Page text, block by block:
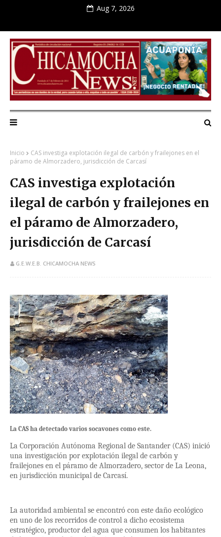
Aug 7, 2026
Inicio
CAS investiga explotación ilegal de carbón y frailejones en el
páramo de Almorzadero, jurisdicción de Carcasí
CAS investiga explotación
ilegal de carbón y frailejones en
el páramo de Almorzadero,
jurisdicción de Carcasí
G.E.W.E.B. CHICAMOCHA NEWS
La CAS ha detectado varios socavones como este.
La Corporación Autónoma Regional de Santander (CAS) inició
una investigación por explotación ilegal de carbón y
frailejones en el páramo de Almorzadero, sector de La Leona,
en jurisdicción municipal de Carcasí.
La autoridad ambiental se encontró con este daño ecológico
en uno de los recorridos de control a dicho ecosistema
estratégico, productor del agua que consumen los habitantes